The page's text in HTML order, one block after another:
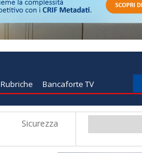
Rubriche Bancaforte TV
Sicurezza